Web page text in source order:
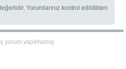
Yorumlarınız kontrol edildikten
yorum yapılmamış